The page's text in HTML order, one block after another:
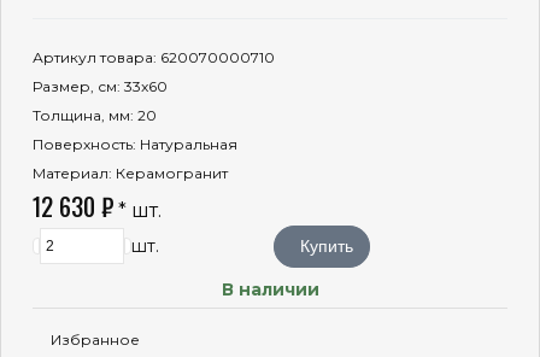
Артикул товара: 620070000710
Размер, см: 33x60
Толщина, мм: 20
Поверхность: Натуральная
Материал: Керамогранит
12 630 ₽ * шт.
шт. Купить
В наличии
Избранное